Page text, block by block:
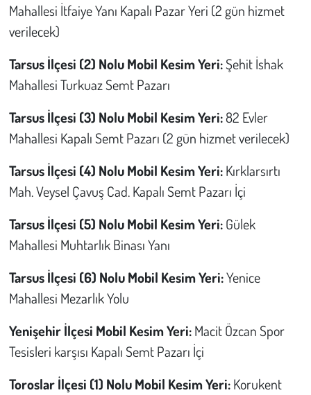
Mahallesi İtfaiye Yanı Kapalı Pazar Yeri (2 gün hizmet
verilecek)
Tarsus İlçesi (2) Nolu Mobil Kesim Yeri:Şehit İshak
Mahallesi Turkuaz Semt Pazarı
Tarsus İlçesi (3) Nolu Mobil Kesim Yeri:82 Evler
Mahallesi Kapalı Semt Pazarı (2 gün hizmet verilecek)
Tarsus İlçesi (4) Nolu Mobil Kesim Yeri:Kırklarsırtı
Mah. Veysel Çavuş Cad. Kapalı Semt Pazarı İçi
Tarsus İlçesi (5) Nolu Mobil Kesim Yeri:Gülek
Mahallesi Muhtarlık Binası Yanı
Tarsus İlçesi (6) Nolu Mobil Kesim Yeri:Yenice
Mahallesi Mezarlık Yolu
Yenişehir İlçesi Mobil Kesim Yeri:Macit Özcan Spor
Tesisleri karşısı Kapalı Semt Pazarı İçi
Toroslar İlçesi (1) Nolu Mobil Kesim Yeri:Korukent